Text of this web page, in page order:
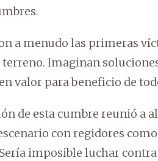
a menudo las primeras
Imaginan
valor para beneficio de
de esta cumbre reunió a
con regidores
imposible luchar